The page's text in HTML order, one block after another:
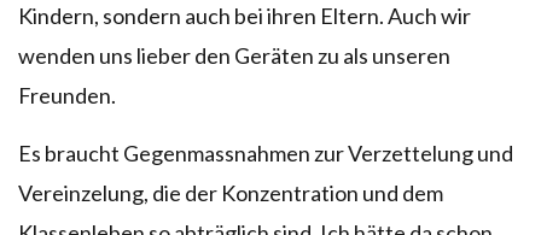
Kindern, sondern auch bei ihren Eltern. Auch wir
wenden uns lieber den Geräten zu als unseren
Freunden.
Es braucht Gegenmassnahmen zur Verzettelung und
Vereinzelung, die der Konzentration und dem